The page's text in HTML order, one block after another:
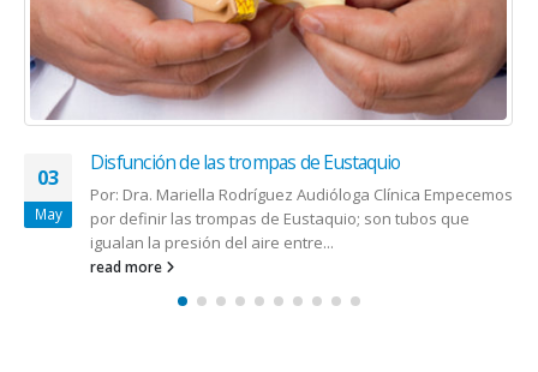
16
Apr
Arecibo ofrece vales alimentarios a cientos de
empleados de pequeñas empresas
El alcalde del Municipio de Arecibo, Carlos Molina, anunció
hoy la distribución de cientos vales alimentarios entre los
empleados de...